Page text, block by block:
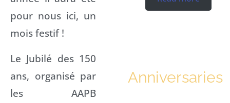
pour nous ici, un
mois festif !
Le Jubilé des 150
ans, organisé par
les AAPB
Anniversaries